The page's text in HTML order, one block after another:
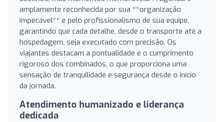
amplamente reconhecida por sua **organização
impecável** e pelo profissionalismo de sua equipe,
garantindo que cada detalhe, desde o transporte até a
hospedagem, seja executado com precisão. Os
viajantes destacam a pontualidade e o cumprimento
rigoroso dos combinados, o que proporciona uma
sensação de tranquilidade e segurança desde o início
da jornada.
Atendimento humanizado e liderança
dedicada